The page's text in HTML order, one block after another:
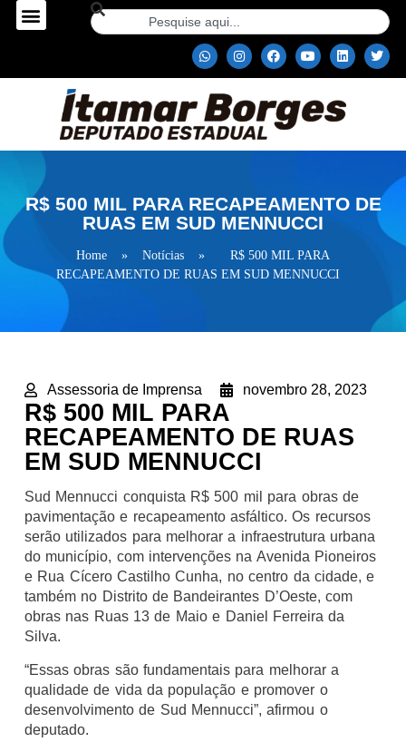
R$ 500 MIL PARA RECAPEAMENTO DE
RUAS EM SUD MENNUCCI
Home » Notícias »
R$ 500 MIL PARA
RECAPEAMENTO DE RUAS EM SUD MENNUCCI
Assessoria de Imprensa novembro 28, 2023
R$ 500 MIL PARA
RECAPEAMENTO DE RUAS
EM SUD MENNUCCI
Sud Mennucci conquista R$ 500 mil para obras de
pavimentação e recapeamento asfáltico. Os recursos
serão utilizados para melhorar a infraestrutura urbana
do município, com intervenções na Avenida Pioneiros
e Rua Cícero Castilho Cunha, no centro da cidade, e
também no Distrito de Bandeirantes D’Oeste, com
obras nas Ruas 13 de Maio e Daniel Ferreira da
Silva.
“Essas obras são fundamentais para melhorar a
qualidade de vida da população e promover o
desenvolvimento de Sud Mennucci”, afirmou o
deputado.